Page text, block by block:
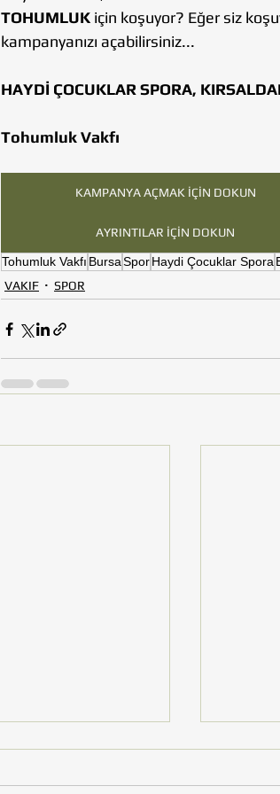
TOHUMLUK için koşuyor? Eğer siz
kampanyanızı açabilirsiniz...
HAYDİ ÇOCUKLAR SPORA,
Tohumluk Vakfı
KAMPANYA AÇMAK İÇİN DOKUN
AYRINTILAR İÇİN DOKUN
Tohumluk Vakfı BursaSporHaydi Çocuklar Spora
VAKIF
SPOR